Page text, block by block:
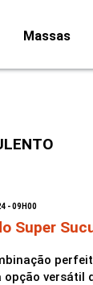
Massas
- 09H00
Super
opção versátil